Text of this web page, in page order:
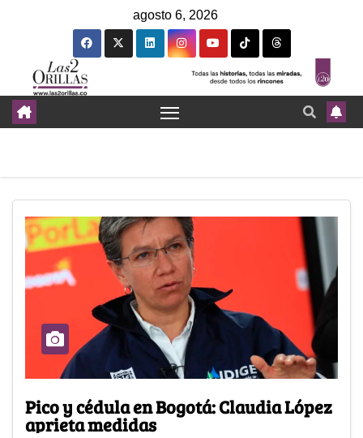
agosto 6, 2026
Pico y cédula en Bogotá: Claudia López
aprieta medidas